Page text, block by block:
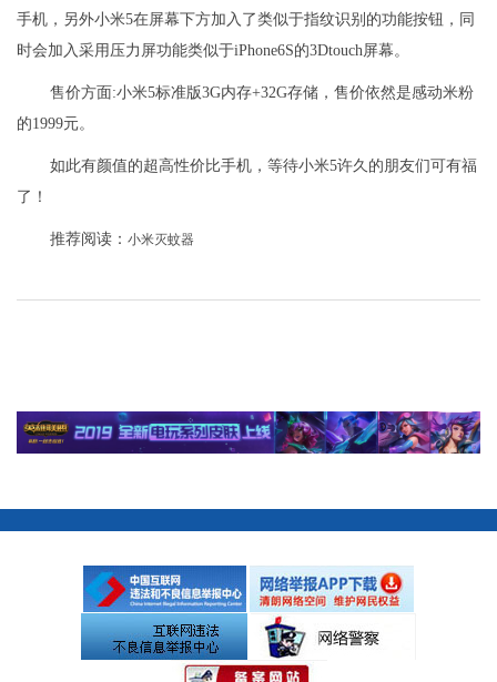
手机，另外小米5在屏幕下方加入了类似于指纹识别的功能按钮，同
时会加入采用压力屏功能类似于iPhone6S的3Dtouch屏幕。
售价方面:小米5标准版3G内存+32G存储，售价依然是感动米粉
的1999元。
如此有颜值的超高性价比手机，等待小米5许久的朋友们可有福
了！
推荐阅读： 小米灭蚊器